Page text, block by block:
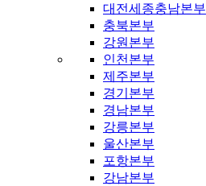
대전세종충남본부
충북본부
강원본부
인천본부
제주본부
경기본부
경남본부
강릉본부
울산본부
포항본부
강남본부